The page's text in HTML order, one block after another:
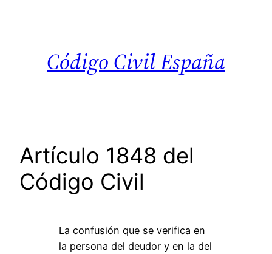
Código Civil España
Artículo 1848 del
Código Civil
La confusión que se verifica en
la persona del deudor y en la del